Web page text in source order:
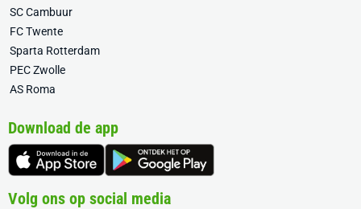
SC Cambuur
FC Twente
Sparta Rotterdam
PEC Zwolle
AS Roma
Download de app
Volg ons op social media